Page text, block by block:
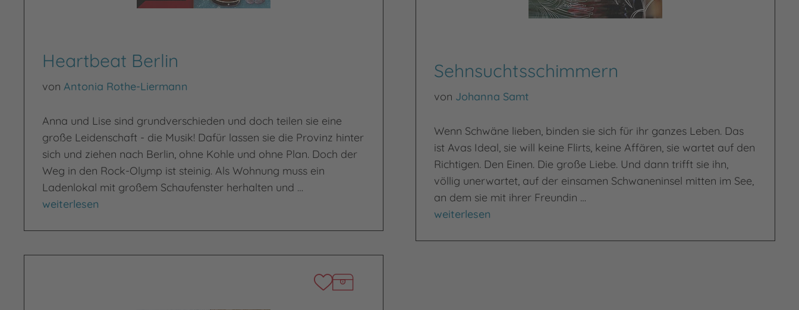
Heartbeat Berlin
von Antonia Rothe-Liermann
Anna und Lise sind grundverschieden und doch teilen sie eine
große Leidenschaft - die Musik! Dafür lassen sie die Provinz hinter
sich und ziehen nach Berlin, ohne Kohle und ohne Plan. Doch der
Weg in den Rock-Olymp ist steinig. Als Wohnung muss ein
Ladenlokal mit großem Schaufenster herhalten und …
Heartbeat Berlin
weiterlesen
Sehnsuchtsschimmern
von Johanna Samt
Wenn Schwäne lieben, binden sie sich für ihr ganzes Leben. Das
ist Avas Ideal, sie will keine Flirts, keine Affären, sie wartet auf den
Richtigen. Den Einen. Die große Liebe. Und dann trifft sie ihn,
völlig unerwartet, auf der einsamen Schwaneninsel mitten im See,
an dem sie mit ihrer Freundin …
Sehnsuchtsschimmern
weiterlesen